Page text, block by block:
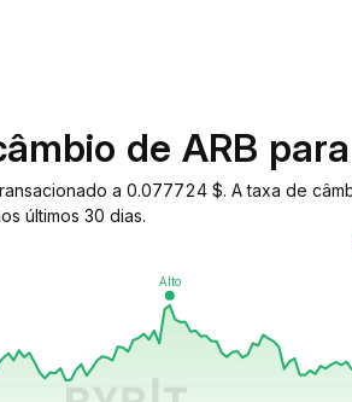
de ARB
a 0.077724 $. A taxa de
últimos 30 dias.